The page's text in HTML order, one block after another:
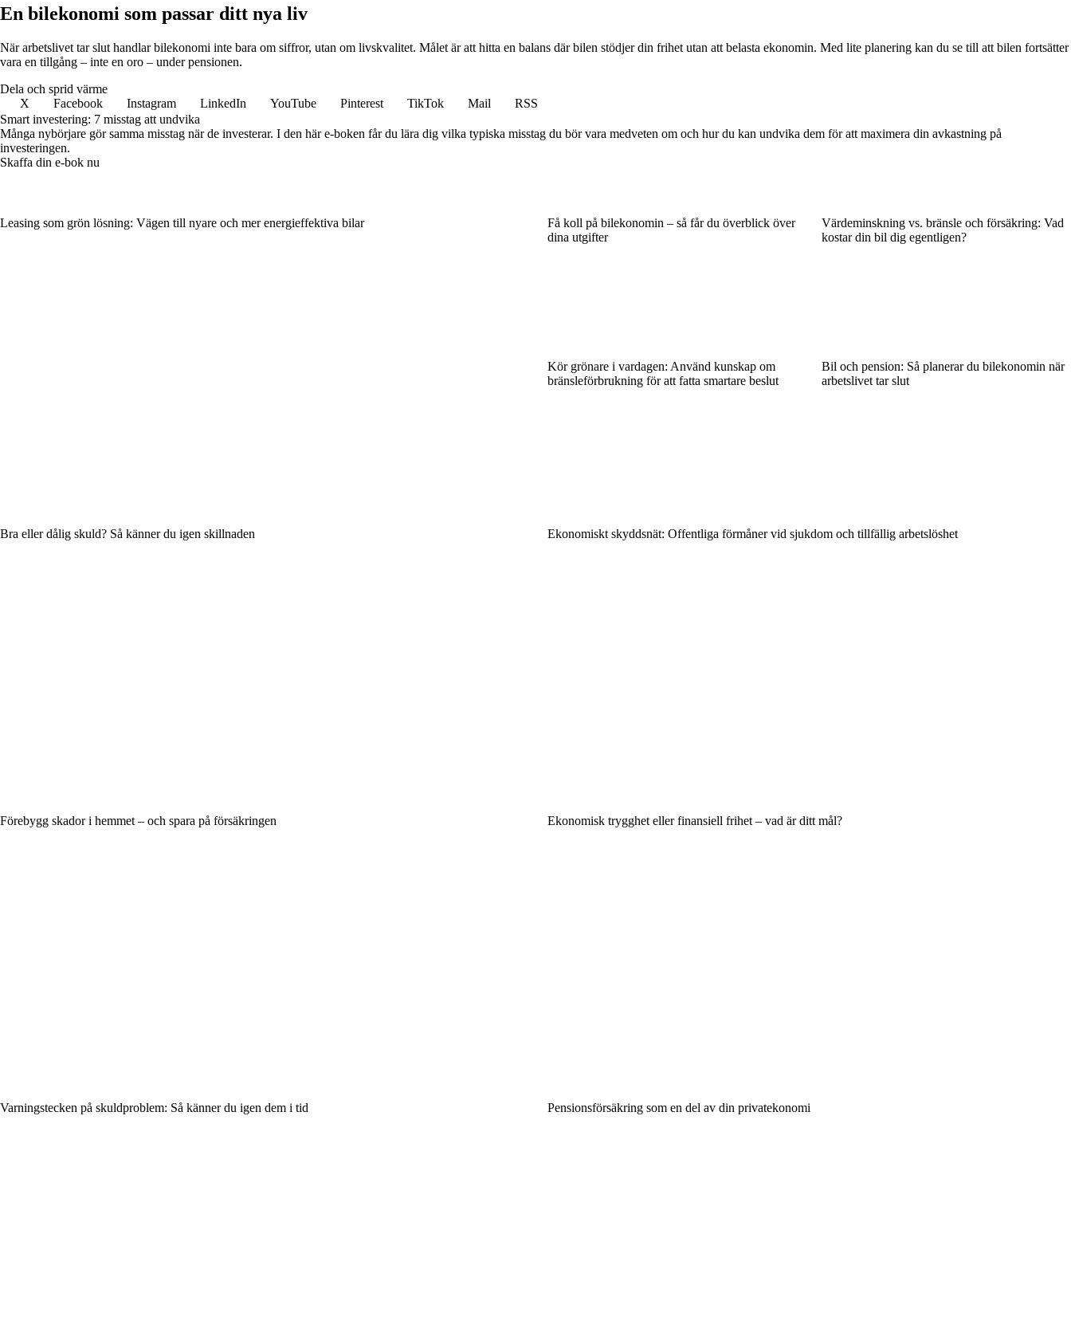
En bilekonomi som passar ditt nya liv
När arbetslivet tar slut handlar bilekonomi inte bara om siffror, utan om livskvalitet. Målet är att hitta en balans där bilen stödjer din frihet utan att belasta ekonomin. Med lite planering kan du se till att bilen fortsätter
vara en tillgång – inte en oro – under pensionen.
Dela och sprid värme
X
Facebook Instagram LinkedIn YouTube Pinterest TikTok Mail
RSS
Smart investering: 7 misstag att undvika
Många nybörjare gör samma misstag när de investerar. I den här e-boken får du lära dig vilka typiska misstag du bör vara medveten om och hur du kan undvika dem för att maximera din avkastning på
investeringen.
Skaffa din e-bok nu
Leasing som grön lösning: Vägen till nyare och mer energieffektiva bilar
Få koll på bilekonomin – så får du överblick över
dina utgifter
Värdeminskning vs. bränsle och försäkring: Vad
kostar din bil dig egentligen?
Kör grönare i vardagen: Använd kunskap om
bränsleförbrukning för att fatta smartare beslut
Bil och pension: Så planerar du bilekonomin när
arbetslivet tar slut
Bra eller dålig skuld? Så känner du igen skillnaden Ekonomiskt skyddsnät: Offentliga förmåner vid sjukdom och tillfällig arbetslöshet
Förebygg skador i hemmet – och spara på försäkringen Ekonomisk trygghet eller finansiell frihet – vad är ditt mål?
Varningstecken på skuldproblem: Så känner du igen dem i tid Pensionsförsäkring som en del av din privatekonomi